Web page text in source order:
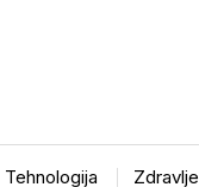
Tehnologija Zdravlje